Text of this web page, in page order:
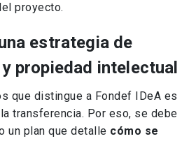
proyecto.
estrategia de
propiedad intelectual
que distingue a Fondef IDeA es
transferencia. Por eso, se debe
un plan que detalle cómo se